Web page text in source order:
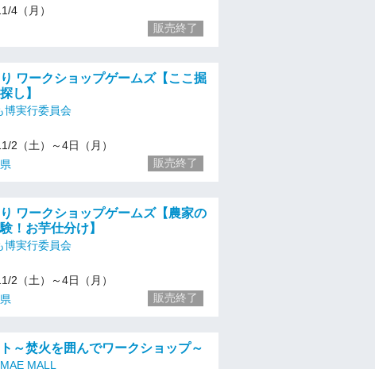
4（月）
販売終了
ワークショップゲームズ【ここ掘
し】
博実行委員会
2（土）～4日（月）
販売終了
ワークショップゲームズ【農家の
！お芋仕分け】
博実行委員会
2（土）～4日（月）
販売終了
～焚火を囲んでワークショップ～
MALL